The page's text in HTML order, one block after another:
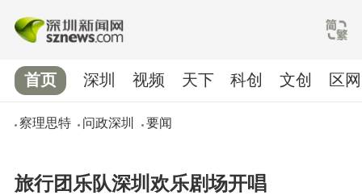
首页
察理思特 问政深圳 要闻
深圳 视频 天下 科创 文创 区网
旅行团乐队深圳欢乐剧场开唱